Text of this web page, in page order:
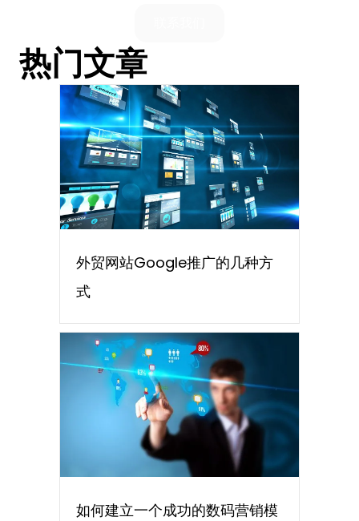
热门文章
外贸网站Google推广的几种方
式
如何建立一个成功的数码营销模